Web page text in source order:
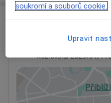
Ordinace
Kozlovská 2829/51,
soukromí a souborů cookie.
Upravit